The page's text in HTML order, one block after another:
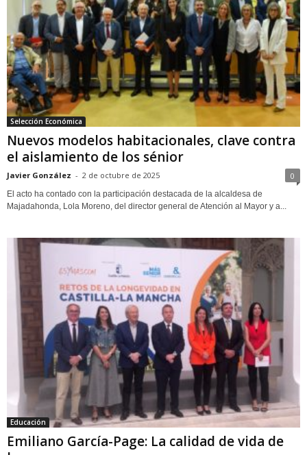
Selección Económica
Nuevos modelos habitacionales, clave contra
el aislamiento de los sénior
Javier González - 2 de octubre de 2025 0
El acto ha contado con la participación destacada de la alcaldesa de
Majadahonda, Lola Moreno, del director general de Atención al Mayor y a...
Educación
Emiliano García-Page: La calidad de vida de